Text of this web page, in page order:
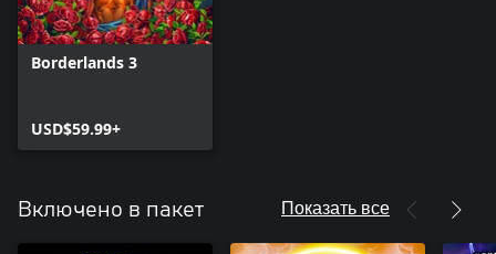
Borderlands 3
USD$59.99+
Включено в пакет Показать все